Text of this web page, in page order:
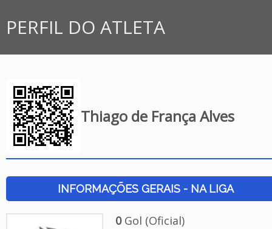
PERFIL DO ATLETA
Thiago de França Alves
INFORMAÇÕES GERAIS - NA LIGA
0Gol (Oficial)